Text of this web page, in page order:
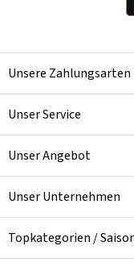
Unsere Zahlungsarten
Unser Service
Unser Angebot
Unser Unternehmen
Topkategorien /